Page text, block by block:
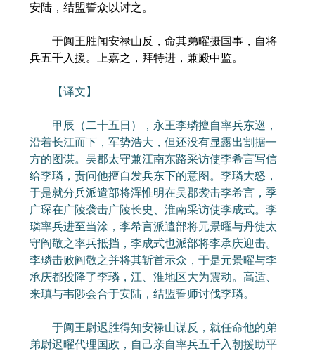
安陆，结盟誓众以讨之。
于阗王胜闻安禄山反，命其弟曜摄国事，自将
兵五千入援。上嘉之，拜特进，兼殿中监。
【译文】
甲辰（二十五日），永王李璘擅自率兵东巡，
沿着长江而下，军势浩大，但还没有显露出割据一
方的图谋。吴郡太守兼江南东路采访使李希言写信
给李璘，责问他擅自发兵东下的意图。李璘大怒，
于是就分兵派遣部将浑惟明在吴郡袭击李希言，季
广琛在广陵袭击广陵长史、淮南采访使李成式。李
璘率兵进至当涂，李希言派遣部将元景曜与丹徒太
守阎敬之率兵抵挡，李成式也派部将李承庆迎击。
李璘击败阎敬之并将其斩首示众，于是元景曜与李
承庆都投降了李璘，江、淮地区大为震动。高适、
来瑱与韦陟会合于安陆，结盟誓师讨伐李璘。
于阗王尉迟胜得知安禄山谋反，就任命他的弟
弟尉迟曜代理国政，自己亲自率兵五千入朝援助平